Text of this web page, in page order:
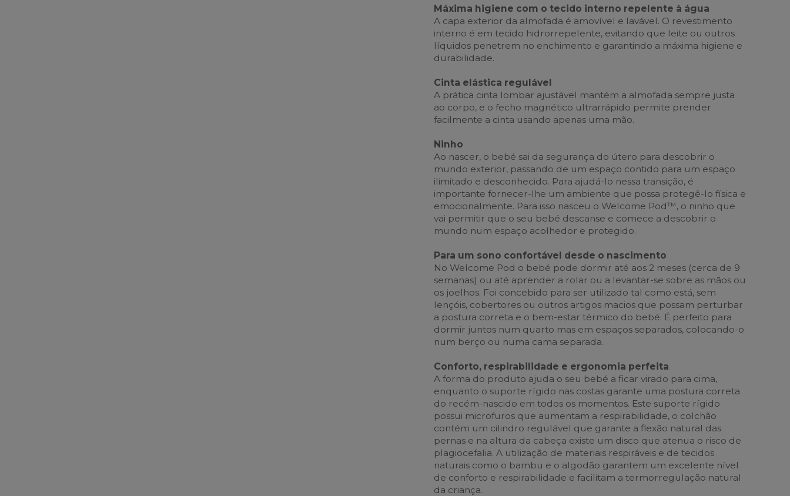
Máxima higiene com o tecido interno repelente à água
A capa exterior da almofada é amovível e lavável. O revestimento
interno é em tecido hidrorrepelente, evitando que leite ou outros
líquidos penetrem no enchimento e garantindo a máxima higiene e
durabilidade.
Cinta elástica regulável
A prática cinta lombar ajustável mantém a almofada sempre justa
ao corpo, e o fecho magnético ultrarrápido permite prender
facilmente a cinta usando apenas uma mão.
Ninho
Ao nascer, o bebé sai da segurança do útero para descobrir o
mundo exterior, passando de um espaço contido para um espaço
ilimitado e desconhecido. Para ajudá-lo nessa transição, é
importante fornecer-lhe um ambiente que possa protegê-lo física e
emocionalmente. Para isso nasceu o Welcome Pod™, o ninho que
vai permitir que o seu bebé descanse e comece a descobrir o
mundo num espaço acolhedor e protegido.
Para um sono confortável desde o nascimento
No Welcome Pod o bebé pode dormir até aos 2 meses (cerca de 9
semanas) ou até aprender a rolar ou a levantar-se sobre as mãos ou
os joelhos. Foi concebido para ser utilizado tal como está, sem
lençóis, cobertores ou outros artigos macios que possam perturbar
a postura correta e o bem-estar térmico do bebé. É perfeito para
dormir juntos num quarto mas em espaços separados, colocando-o
num berço ou numa cama separada.
Conforto, respirabilidade e ergonomia perfeita
A forma do produto ajuda o seu bebé a ficar virado para cima,
enquanto o suporte rígido nas costas garante uma postura correta
do recém-nascido em todos os momentos. Este suporte rígido
possui microfuros que aumentam a respirabilidade, o colchão
contém um cilindro regulável que garante a flexão natural das
pernas e na altura da cabeça existe um disco que atenua o risco de
plagiocefalia. A utilização de materiais respiráveis e de tecidos
naturais como o bambu e o algodão garantem um excelente nível
de conforto e respirabilidade e facilitam a termorregulação natural
da criança.